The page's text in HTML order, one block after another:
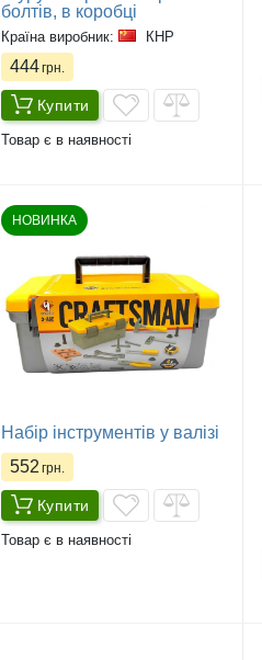
болтів, в коробці
Країна виробник: КНР
444грн.
Купити
Товар є в наявності
НОВИНКА
Набір інструментів у валізі
552 грн.
Купити
Товар є в наявності